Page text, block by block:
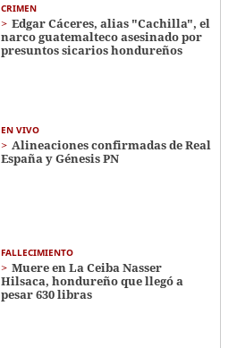
CRIMEN
Edgar Cáceres, alias "Cachilla", el
narco guatemalteco asesinado por
presuntos sicarios hondureños
EN VIVO
Alineaciones confirmadas de Real
España y Génesis PN
FALLECIMIENTO
Muere en La Ceiba Nasser
Hilsaca, hondureño que llegó a
pesar 630 libras